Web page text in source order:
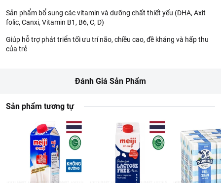
Sản phẩm bổ sung các vitamin và dưỡng chất thiết yếu (DHA, Axit
folic, Canxi, Vitamin B1, B6, C, D)
Giúp hỗ trợ phát triển tối ưu trí não, chiều cao, đề kháng và hấp thu
của trẻ
Đánh Giá Sản Phẩm
Sản phẩm tương tự